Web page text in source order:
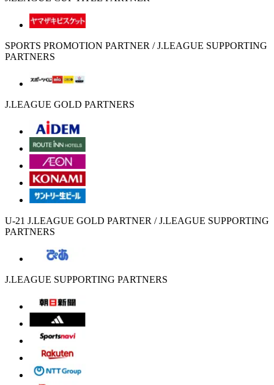
SPORTS PROMOTION PARTNER / J.LEAGUE SUPPORTING
PARTNERS
J.LEAGUE GOLD PARTNERS
U-21 J.LEAGUE GOLD PARTNER / J.LEAGUE SUPPORTING
PARTNERS
J.LEAGUE SUPPORTING PARTNERS